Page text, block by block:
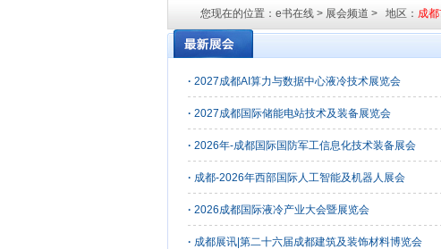
您现在的位置：e书在线 > 展会频道 > 地区： 成
· 2027成都AI算力与数据中心液冷技术展览会
· 2027成都国际储能电站技术及装备展览会
· 2026年-成都国际国防军工信息化技术装备展会
· 成都-2026年西部国际人工智能及机器人展会
· 2026成都国际液冷产业大会暨展览会
· 成都展讯|第二十六届成都建筑及装饰材料博览会